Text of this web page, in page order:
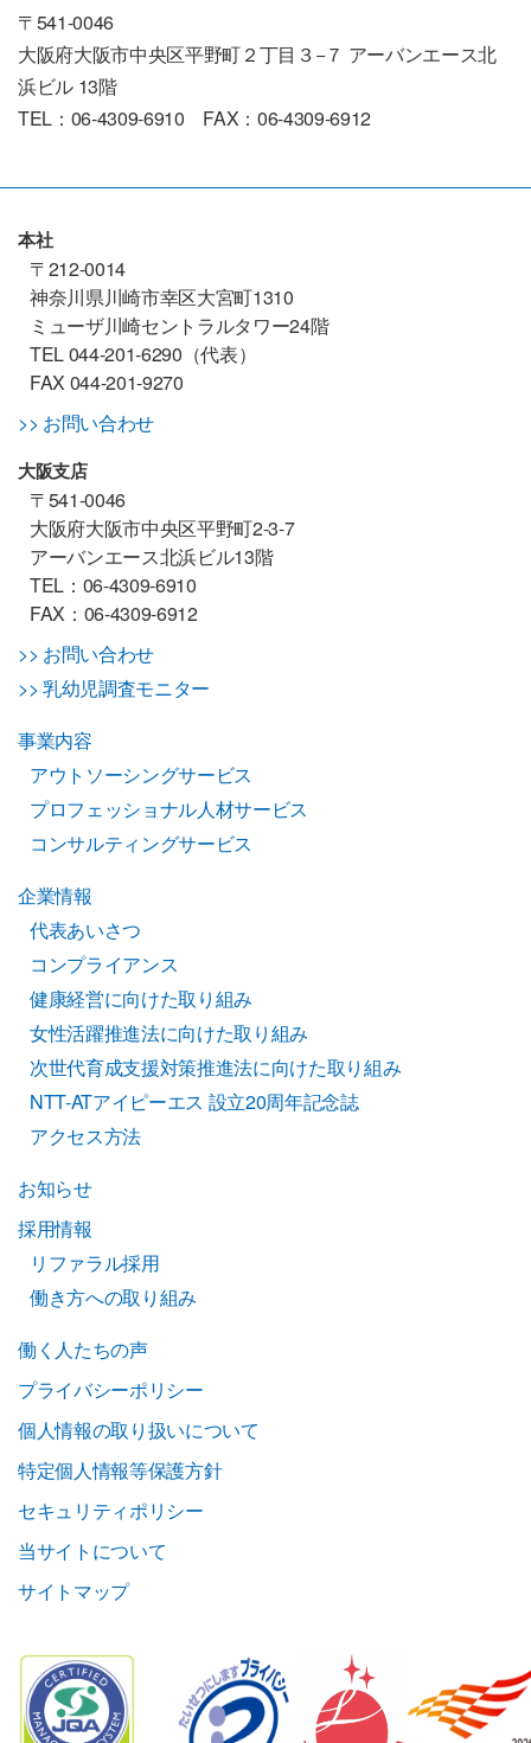
〒541-0046
大阪府大阪市中央区平野町２丁目３−７ アーバンエース北
浜ビル 13階
TEL：06-4309-6910 FAX：06-4309-6912
本社
〒212-0014
神奈川県川崎市幸区大宮町1310
ミューザ川崎セントラルタワー24階
TEL 044-201-6290（代表）
FAX 044-201-9270
>> お問い合わせ
大阪支店
〒541-0046
大阪府大阪市中央区平野町2-3-7
アーバンエース北浜ビル13階
TEL：06-4309-6910
FAX：06-4309-6912
>> お問い合わせ
>> 乳幼児調査モニター
事業内容
アウトソーシングサービス
プロフェッショナル人材サービス
コンサルティングサービス
企業情報
代表あいさつ
コンプライアンス
健康経営に向けた取り組み
女性活躍推進法に向けた取り組み
次世代育成支援対策推進法に向けた取り組み
NTT-ATアイピーエス 設立20周年記念誌
アクセス方法
お知らせ
採用情報
リファラル採用
働き方への取り組み
働く人たちの声
プライバシーポリシー
個人情報の取り扱いについて
特定個人情報等保護方針
セキュリティポリシー
当サイトについて
サイトマップ